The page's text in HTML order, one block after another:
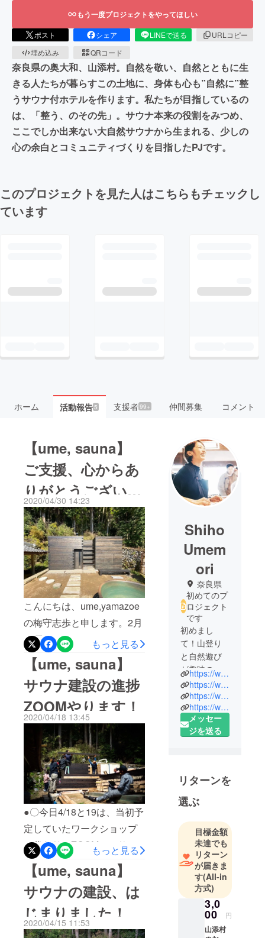
もう一度プロジェクトをやってほしい
ポスト シェア LINEで送る
URLコピー
埋め込み
QRコード
奈良県の奥大和、山添村。自然を敬い、自然とともに生
きる人たちが暮らすこの土地に、身体も心も”自然に”整
うサウナ付ホテルを作ります。私たちが目指しているの
は、「整う、のその先」。サウナ本来の役割をみつめ、
ここでしか出来ない大自然サウナから生まれる、少しの
心の余白とコミュニティづくりを目指したPJです。
このプロジェクトを見た人はこちらもチェックし
ています
ホーム 活動報告5 支援者99+ 仲間募集 コメント
【ume, sauna】
ご支援、心からあ
りがとうございま
した！
2020/04/30 14:23
こんにちは、ume,yamazoe
の梅守志歩と申します。2月
25日からスタートした
ume,saunaのクラウドファ
ンディング。無事に達成、
竣工いたしまし
た！！！！！本当に、本当
に、ありがとうございまし
た。ご支援いただいた皆様
に、心から感謝いたしま
す。クラウドファンディン
グスタート時には想像もし
なかった日々の世界の変化
に、悩まされ続け、「い
ま」というタイミングに対
して、工事もクラファン自
体も全部やめてしまおう
か…と考える日もありまし
たが「コロナが落ち着いた
ら、行きたい場所ができた
もっと見る
【ume, sauna】
サウナ建設の進捗
ZOOMやります！
2020/04/18 13:45
●〇今日4/18と19は、当初予
定していたワークショップ
に代わり、ZOOMでのサウ
ナ進捗報告会を予定してお
ります！詳しくは下↓↓をご
覧ください●〇こんにちは！
ume, yamazoeの梅守志歩で
す。本格的に工事を進めは
もっと見る
【ume, sauna】
サウナの建設、は
じまりました！
2020/04/15 11:53
Shiho
Umem
ori
奈良県
初めてのプ
ロジェクト
です
初めまし
て！山登り
と自然遊び
が趣味の、
奈良県出
身、山添村
在住の梅守
志歩と申し
ます！はじ
ディング、
とっても緊
張しており
ないもの
が、あるこ
とに気が付
く場所を育
てる≫を胸
に、山添村
で、温かで
優しいコ
ミュニティ
https://www.facebook.com/shiho.umemori
https://www.instagram.com/umesh1h04/
https://www.ume-yamazoe.com/
https://www.instagram.com/ume.yamazoe/
メッセー
ジを送る
リターンを
選ぶ
目標金額
未達でも
リターン
が届きま
す(All-in
方式)
3,0
00 円
山添村